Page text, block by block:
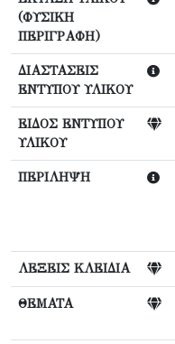
(ΦΥΣΙΚΗ
ΠΕΡΙΓΡΑΦΗ)
ΔΙΑΣΤΑΣΕΙΣ
ΕΝΤΥΠΟΥ ΥΛΙΚΟΥ
ΕΙΔΟΣ ΕΝΤΥΠΟΥ
ΥΛΙΚΟΥ
ΠΕΡΙΛΗΨΗ
ΛΕΞΕΙΣ ΚΛΕΙΔΙΑ
ΘΕΜΑΤΑ